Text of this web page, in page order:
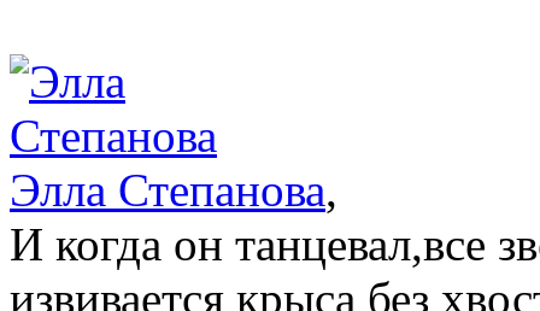
Элла Степанова,
И когда он танцевал,все
извивается крыса без